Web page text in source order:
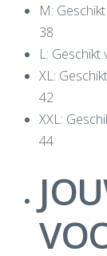
M:
38
L:
XL:
42
XXL:
44